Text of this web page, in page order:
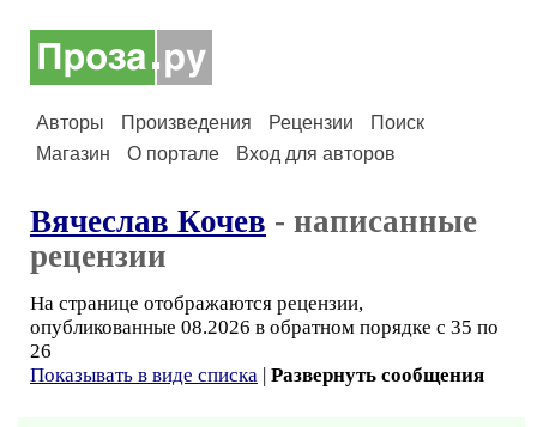
Авторы Произведения Рецензии
Поиск
Магазин
О портале Вход для авторов
Вячеслав Кочев - написанные
рецензии
На странице отображаются рецензии,
опубликованные 08.2026 в обратном порядке с 35 по
26
Показывать в виде списка | Развернуть сообщения